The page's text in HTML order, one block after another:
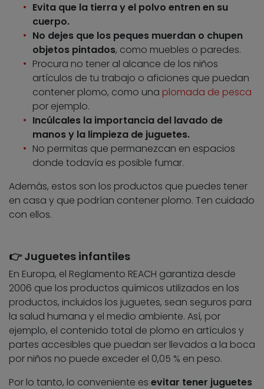
Evita que la tierra y el polvo entren en su
cuerpo.
No dejes que los peques muerdan o chupen
objetos pintados, como muebles o paredes.
Procura no tener al alcance de los niños
artículos de tu trabajo o aficiones que puedan
contener plomo, como una plomada de pesca
por ejemplo.
Incúlcales la importancia del lavado de
manos y la limpieza de juguetes.
No permitas que permanezcan en espacios
donde todavía es posible fumar.
Además, estos son los productos que puedes tener
en casa y que podrían contener plomo. Ten cuidado
con ellos.
👉 Juguetes infantiles
En Europa, el Reglamento REACH garantiza desde
2006 que los productos químicos utilizados en los
productos, incluidos los juguetes, sean seguros para
la salud humana y el medio ambiente. Así, por
ejemplo, el contenido total de plomo en artículos y
partes accesibles que puedan ser llevados a la boca
por niños no puede exceder el 0,05 % en peso.
Por lo tanto, lo conveniente es evitar tener juguetes